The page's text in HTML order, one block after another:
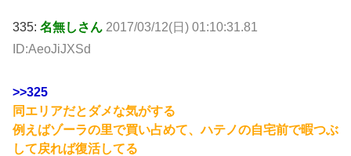
335: 名無しさん 2017/03/12(日) 01:10:31.81
ID:AeoJiJXSd
>>325
同エリアだとダメな気がする
例えばゾーラの里で買い占めて、ハテノの自宅前で暇つぶ
して戻れば復活してる